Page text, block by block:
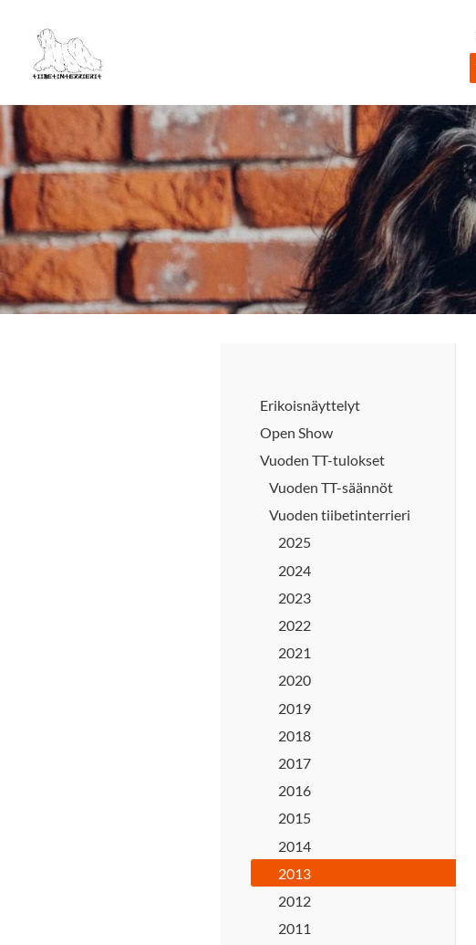
sivun
sisältöön
Tiibetinterrierit ry
Erikoisnäyttelyt
Open Show
Vuoden TT-tulokset
Vuoden TT-säännöt
Vuoden tiibetinterrieri
2025
2024
2023
2022
2021
2020
2019
2018
2017
2016
2015
2014
2013
2012
2011